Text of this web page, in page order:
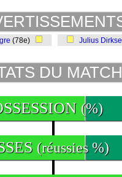
(78e) Julius
DU MATCH
(%)
(réussies %)